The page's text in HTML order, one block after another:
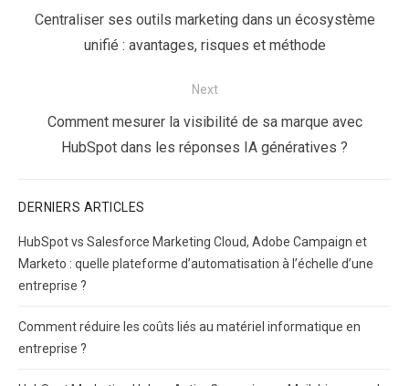
de
l’article
Previous
Centraliser ses outils marketing dans un écosystème
unifié : avantages, risques et méthode
Next
NextComment mesurer la visibilité de sa marque avec
HubSpot dans les réponses IA génératives ?
DERNIERS ARTICLES
HubSpot vs Salesforce Marketing Cloud, Adobe Campaign et
Marketo : quelle plateforme d’automatisation à l’échelle d’une
entreprise ?
Comment réduire les coûts liés au matériel informatique en
entreprise ?